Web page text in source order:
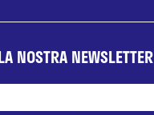
NOSTRA NEWSLETTER